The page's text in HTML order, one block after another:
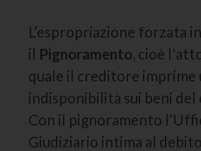
L’espropriazione forzata
il Pignoramento, cioè
quale il creditore imprime
indisponibilità sui beni
Con il pignoramento
Giudiziario intima al